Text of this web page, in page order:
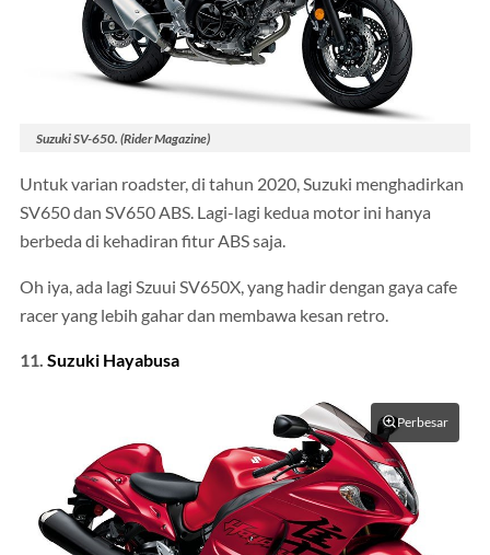
Suzuki SV-650. (Rider Magazine)
Untuk varian roadster, di tahun 2020, Suzuki menghadirkan
SV650 dan SV650 ABS. Lagi-lagi kedua motor ini hanya
berbeda di kehadiran fitur ABS saja.
Oh iya, ada lagi Szuui SV650X, yang hadir dengan gaya cafe
racer yang lebih gahar dan membawa kesan retro.
11. Suzuki Hayabusa
Perbesar